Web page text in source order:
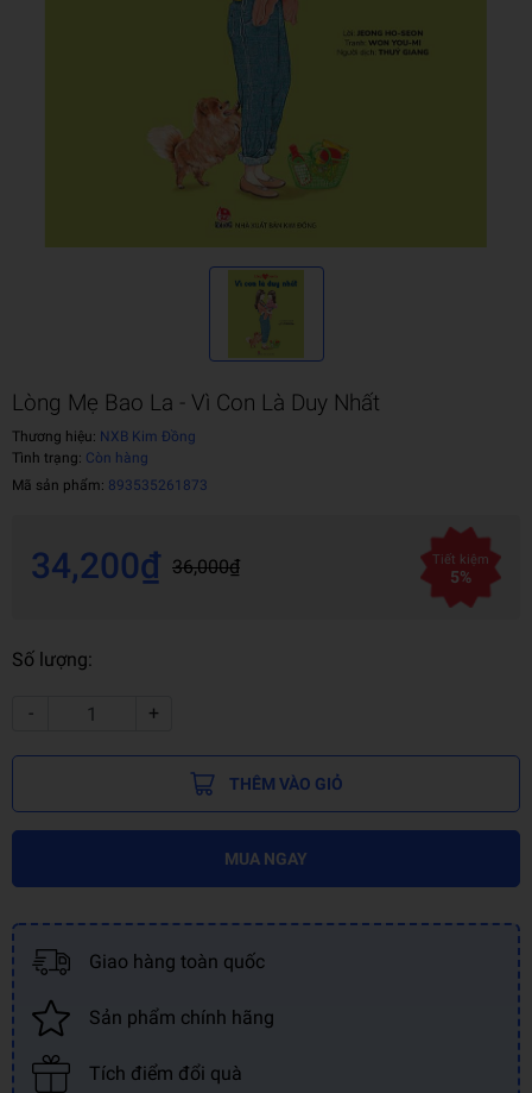
Lòng Mẹ Bao La - Vì Con Là Duy Nhất
Thương hiệu: NXB Kim Đồng
Tình trạng: Còn hàng
Mã sản phẩm: 893535261873
34,200₫ 36,000₫ Tiết kiệm
5%
Số lượng:
- +
THÊM VÀO GIỎ
MUA NGAY
Giao hàng toàn quốc
Sản phẩm chính hãng
Tích điểm đổi quà